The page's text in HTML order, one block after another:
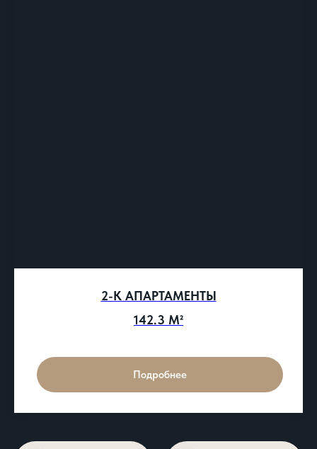
2-К АПАРТАМЕНТЫ
142.3 М²
Подробнее